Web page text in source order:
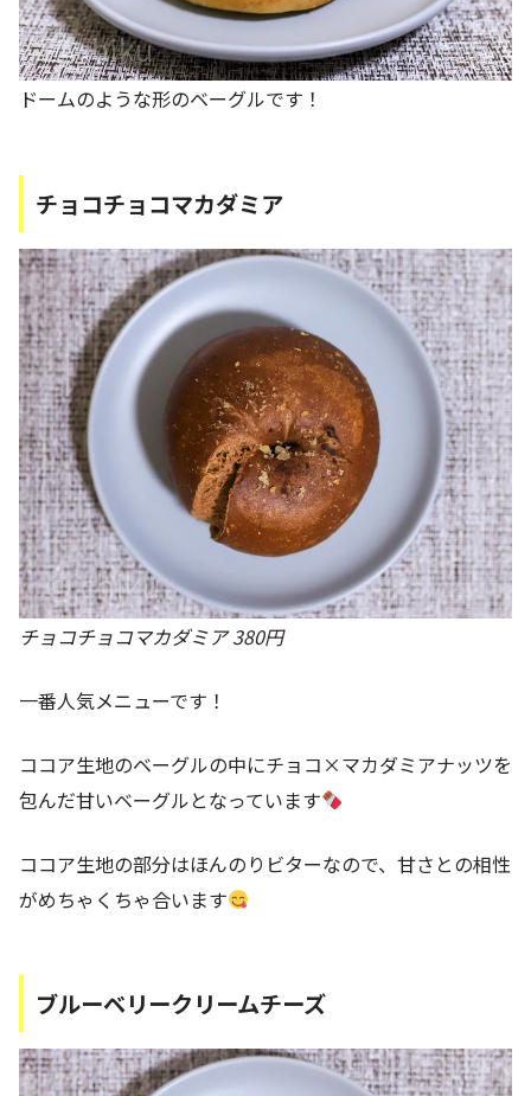
ドームのような形のベーグルです！
チョコチョコマカダミア
チョコチョコマカダミア 380円
一番人気メニューです！
ココア生地のベーグルの中にチョコ×マカダミアナッツを
包んだ甘いベーグルとなっています
ココア生地の部分はほんのりビターなので、甘さとの相性
がめちゃくちゃ合います
ブルーベリークリームチーズ